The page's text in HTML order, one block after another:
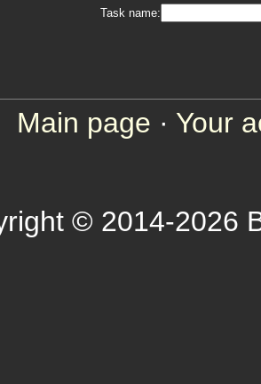
Task name:
Main page · Your
© 2014-2026